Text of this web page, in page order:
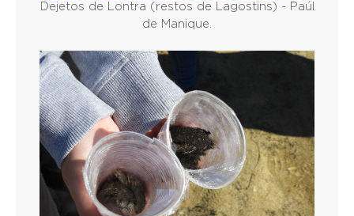
Dejetos de Lontra (restos de Lagostins) - Paúl
de Manique.